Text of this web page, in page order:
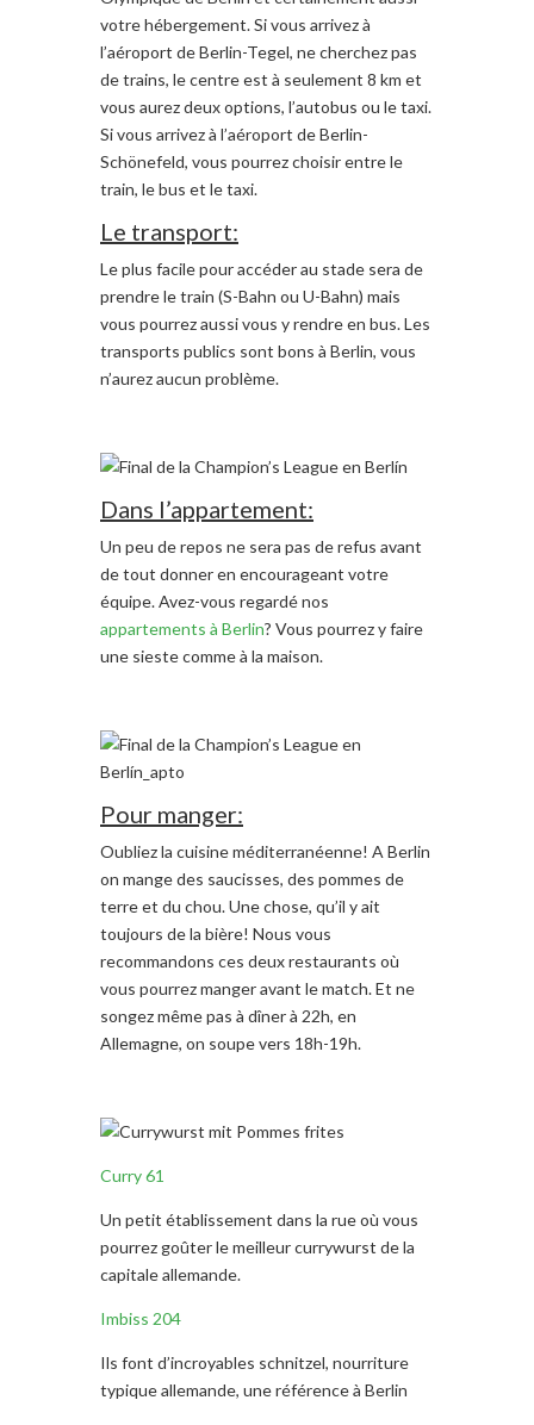
votre hébergement. Si vous arrivez à
l’aéroport de Berlin-Tegel, ne cherchez pas
de trains, le centre est à seulement 8 km et
vous aurez deux options, l’autobus ou le taxi.
Si vous arrivez à l’aéroport de Berlin-
Schönefeld, vous pourrez choisir entre le
train, le bus et le taxi.
Le transport:
Le plus facile pour accéder au stade sera de
prendre le train (S-Bahn ou U-Bahn) mais
vous pourrez aussi vous y rendre en bus. Les
transports publics sont bons à Berlin, vous
n’aurez aucun problème.
Dans l’appartement:
Un peu de repos ne sera pas de refus avant
de tout donner en encourageant votre
équipe. Avez-vous regardé nos
appartements à Berlin? Vous pourrez y faire
une sieste comme à la maison.
Pour manger:
Oubliez la cuisine méditerranéenne! A Berlin
on mange des saucisses, des pommes de
terre et du chou. Une chose, qu’il y ait
toujours de la bière! Nous vous
recommandons ces deux restaurants où
vous pourrez manger avant le match. Et ne
songez même pas à dîner à 22h, en
Allemagne, on soupe vers 18h-19h.
Curry 61
Un petit établissement dans la rue où vous
pourrez goûter le meilleur currywurst de la
capitale allemande.
Imbiss 204
Ils font d’incroyables schnitzel, nourriture
typique allemande, une référence à Berlin